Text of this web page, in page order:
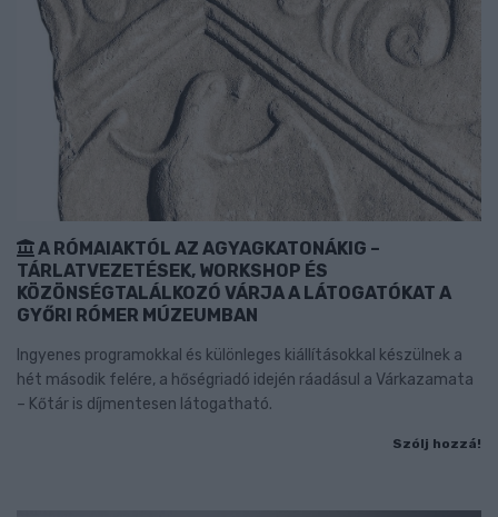
A RÓMAIAKTÓL AZ AGYAGKATONÁKIG –
TÁRLATVEZETÉSEK, WORKSHOP ÉS
KÖZÖNSÉGTALÁLKOZÓ VÁRJA A LÁTOGATÓKAT A
GYŐRI RÓMER MÚZEUMBAN
Ingyenes programokkal és különleges kiállításokkal készülnek a
hét második felére, a hőségriadó idején ráadásul a Várkazamata
– Kőtár is díjmentesen látogatható.
Szólj hozzá!